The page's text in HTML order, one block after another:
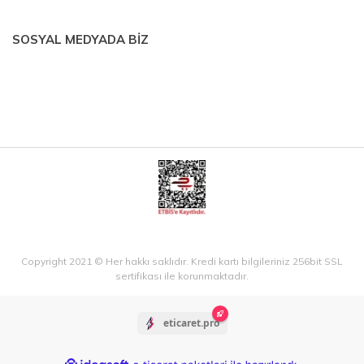
SOSYAL MEDYADA BİZ
Copyright 2021 © Her hakkı saklıdır. Kredi kartı bilgileriniz 256bit SSL
sertifikası ile korunmaktadır.
eticaret.pro